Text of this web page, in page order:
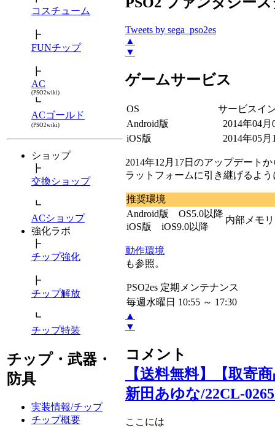
コスチューム
┣
FUNチップ
┣
AC
(PSO2wiki)
┗
ACゴールド
(PSO2wiki)
ショップ
┣
交換ショップ
┗
ACショップ
強化ラボ
┣
チップ強化
┣
チップ解放
┗
チップ特装
チップ・武器・
防具
実装情報/チップ
チップ概要
Tweets by sega_pso2es
▲
▼
ゲームサービス
OS
サービスイ
Android版
2014年04月
iOS版
2014年05月
2014年12月17日のアップデート
ラットフォームに引き継げるよ
推奨環境
Android版 OS5.0以降
iOS版 iOS9.0以降
内部メモ
動作環境
も参照。
PSO2es 定期メンテナンス
毎週水曜日 10:55 ～ 17:30
▲
▼
コメント
【送料無料】【取寄
新田あゆな/22CL-
ここには